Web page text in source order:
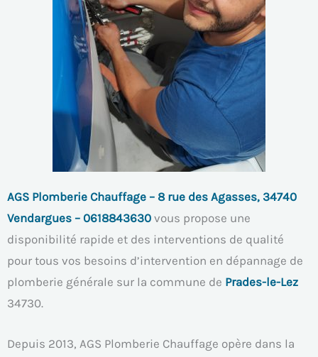
AGS Plomberie Chauffage – 8 rue des Agasses, 34740
Vendargues – 0618843630 vous propose une
disponibilité rapide et des interventions de qualité
pour tous vos besoins d’intervention en dépannage de
plomberie générale sur la commune de Prades-le-Lez
34730.
Depuis 2013, AGS Plomberie Chauffage opère dans la